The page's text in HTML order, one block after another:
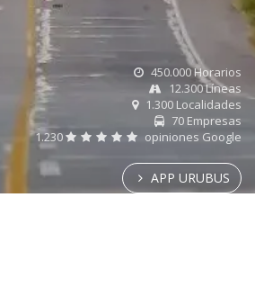
450.000 Horarios
12.300 Líneas
1.300 Localidades
70 Empresas
1.230
opiniones Google
APP URUBUS